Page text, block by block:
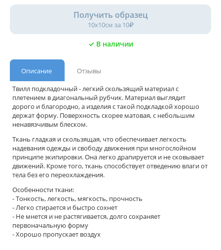
Получить образец
10х10см за 10₽
✓ В наличии
Описание
Отзывы
Твилл подкладочный - легкий скользящий материал с
плетением в диагональный рубчик. Материал выглядит
дорого и благородно, а изделия с такой подкладкой хорошо
держат форму. Поверхность скорее матовая, с небольшим
ненавязчивым блеском.
Ткань гладкая и скользящая, что обеспечивает легкость
надевания одежды и свободу движения при многослойном
принципе экипировки. Она легко драпируется и не сковывает
движений. Кроме того, ткань способствует отведению влаги от
тела без его переохлаждения.
Особенности ткани:
- Тонкость, легкость, мягкость, прочность
- Легко стирается и быстро сохнет
- Не мнется и не растягивается, долго сохраняет
первоначальную форму
- Хорошо пропускает воздух